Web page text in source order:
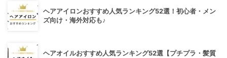
ヘアアイロンおすすめ人気ランキング52選！初心者・メン
ズ向け・海外対応も♪
ヘアオイルおすすめ人気ランキング52選【プチプラ・髪質